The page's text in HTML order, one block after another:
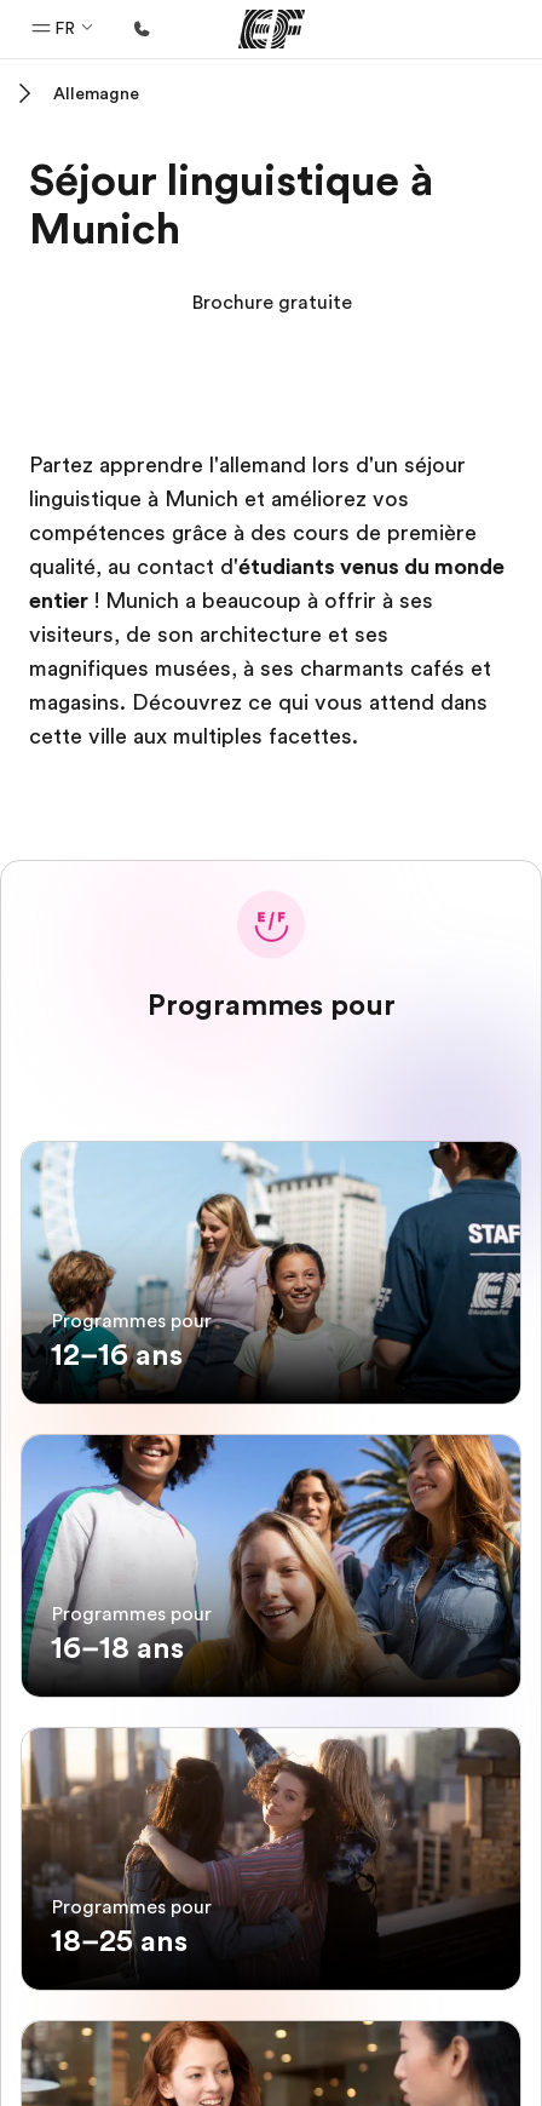
FR
Programmes
Nos offres
EF recrute
Rejoignez nos équipes
Allemagne
Séjour linguistique à
Munich
Brochure gratuite
Partez apprendre l'allemand lors d'un séjour
linguistique à Munich et améliorez vos
compétences grâce à des cours de première
qualité, au contact d'étudiants venus du monde
entier ! Munich a beaucoup à offrir à ses
visiteurs, de son architecture et ses
magnifiques musées, à ses charmants cafés et
magasins. Découvrez ce qui vous attend dans
cette ville aux multiples facettes.
Programmes pour
Programmes pour
12–16 ans
Programmes pour
16–18 ans
Programmes pour
18–25 ans